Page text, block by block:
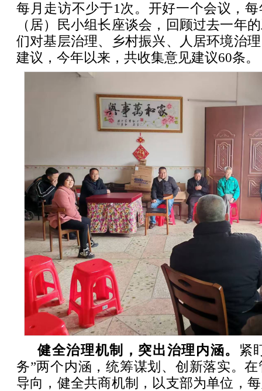
每月走访不少于1次。开好一个会议，
（居）民小组长座谈会，回顾过去一年
们对基层治理、乡村振兴、人居环境治
建议，今年以来，共收集意见建议60条。
健全治理机制，突出治理内涵。 紧
务”两个内涵，统筹谋划、创新落实。
导向，健全共商机制，以支部为单位，